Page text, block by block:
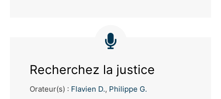
Recherchez la justice
Orateur(s) : Flavien D., Philippe G.